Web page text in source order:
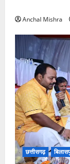
Anchal Mishra
छत्तीसगढ़